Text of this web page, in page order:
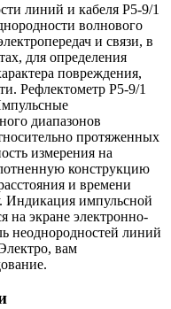
линий и кабеля Р5-9/1
волнового
и связи, в
для определения
повреждения,
Рефлектометр Р5-9/1
диапазонов
протяженных
измерения на
конструкцию
и времени
Индикация импульсной
на экране электронно-
неоднородностей линий
вам